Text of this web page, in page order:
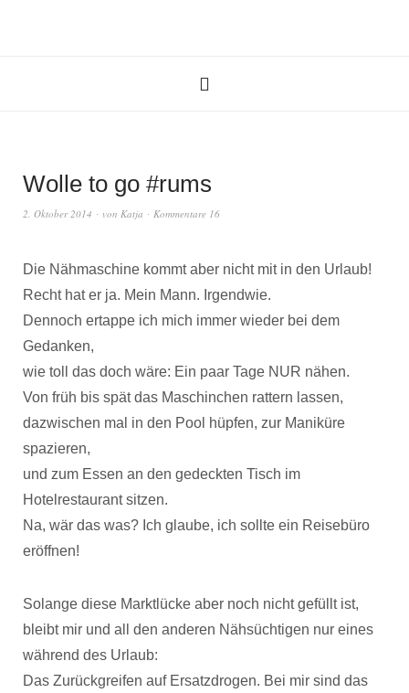
Wolle to go #rums
2. Oktober 2014 von Katja Kommentare 16
Die Nähmaschine kommt aber nicht mit in den Urlaub!
Recht hat er ja. Mein Mann. Irgendwie.
Dennoch ertappe ich mich immer wieder bei dem
Gedanken,
wie toll das doch wäre: Ein paar Tage NUR nähen.
Von früh bis spät das Maschinchen rattern lassen,
dazwischen mal in den Pool hüpfen, zur Maniküre
spazieren,
und zum Essen an den gedeckten Tisch im
Hotelrestaurant sitzen.
Na, wär das was? Ich glaube, ich sollte ein Reisebüro
eröffnen!
Solange diese Marktlücke aber noch nicht gefüllt ist,
bleibt mir und all den anderen Nähsüchtigen nur eines
während des Urlaub:
Das Zurückgreifen auf Ersatzdrogen. Bei mir sind das